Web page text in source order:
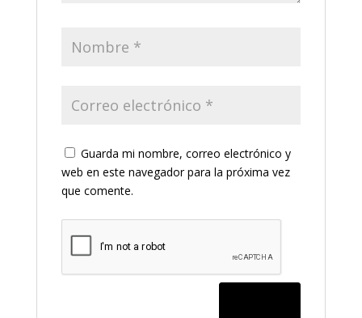
Guarda mi nombre, correo electrónico y
web en este navegador para la próxima vez
que comente.